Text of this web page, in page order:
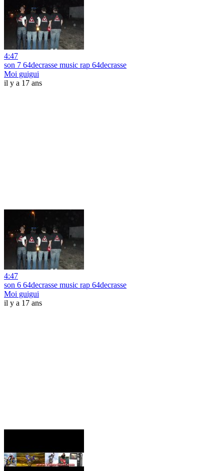
4:47
son 7 64decrasse music rap 64decrasse
Moi guigui
il y a 17 ans
4:47
son 6 64decrasse music rap 64decrasse
Moi guigui
il y a 17 ans